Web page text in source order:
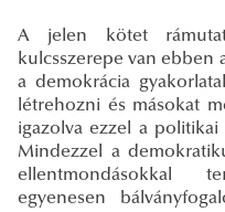
A jelen kötet
kulcsszerepe van ebben
a demokrácia
létrehozni és másokat
igazolva ezzel a politikai
Mindezzel a
ellentmondásokkal
egyenesen